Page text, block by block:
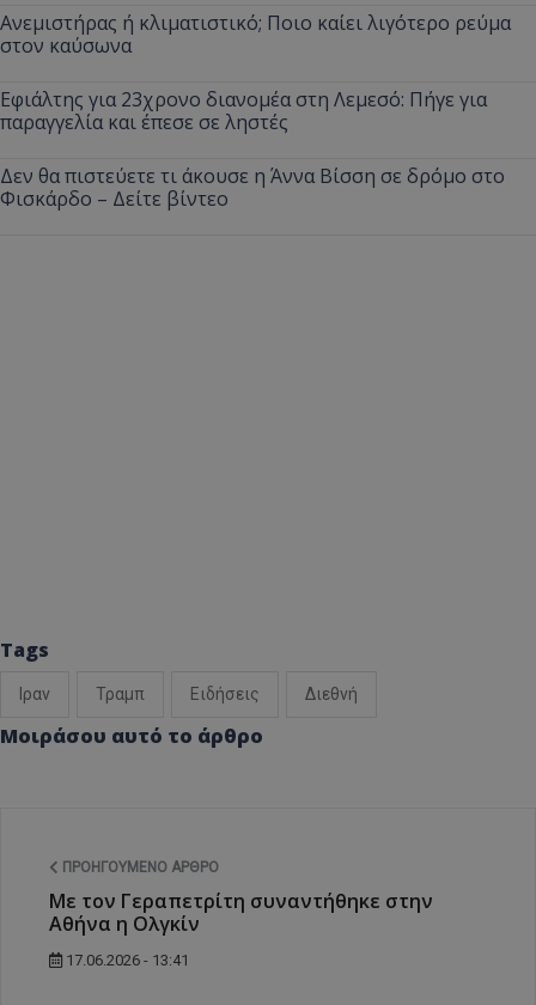
Ανεμιστήρας ή κλιματιστικό; Ποιο καίει λιγότερο ρεύμα
στον καύσωνα
Εφιάλτης για 23χρονο διανομέα στη Λεμεσό: Πήγε για
παραγγελία και έπεσε σε ληστές
Δεν θα πιστεύετε τι άκουσε η Άννα Βίσση σε δρόμο στο
Φισκάρδο – Δείτε βίντεο
Tags
Ιραν Τραμπ Ειδήσεις Διεθνή
Μοιράσου αυτό το άρθρο
ΠΡΟΗΓΟΎΜΕΝΟ ΆΡΘΡΟ
Με τον Γεραπετρίτη συναντήθηκε στην
Αθήνα η Ολγκίν
17.06.2026 - 13:41